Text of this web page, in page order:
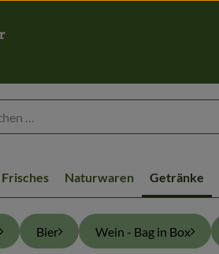
Frisches Naturwaren Getränke
Bier Wein - Bag in Box